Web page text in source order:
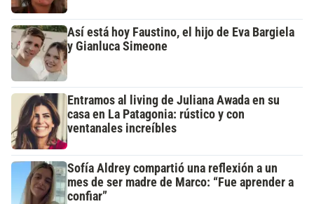
Así está hoy Faustino, el hijo de Eva Bargiela
y Gianluca Simeone
Entramos al living de Juliana Awada en su
casa en La Patagonia: rústico y con
ventanales increíbles
Sofía Aldrey compartió una reflexión a un
mes de ser madre de Marco: “Fue aprender a
confiar”